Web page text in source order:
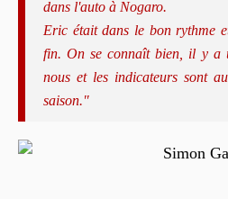
dans l'auto à Nogaro.
Eric était dans le bon rythme
fin. On se connaît bien, il y a
nous et les indicateurs sont
saison."